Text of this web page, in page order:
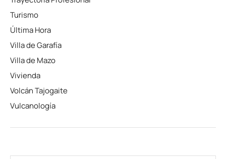
Turismo
Última Hora
Villa de Garafía
Villa de Mazo
Vivienda
Volcán Tajogaite
Vulcanología